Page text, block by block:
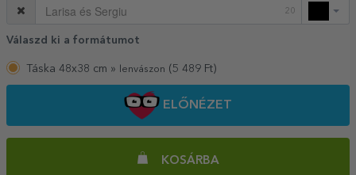
20
Válaszd ki a formátumot
Táska 48x38 cm » lenvászon (5 489 Ft)
ELŐNÉZET
KOSÁRBA